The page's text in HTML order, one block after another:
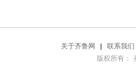
关于齐鲁网 |
联系我们
版权所有：